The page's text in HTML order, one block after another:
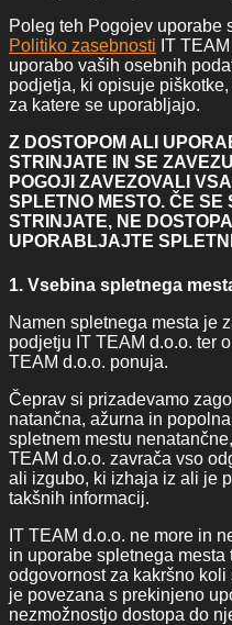
Poleg teh Pogojev uporabe
Politiko zasebnosti IT
uporabo vaših osebnih
podjetja, ki opisuje
za katere se uporabljajo.
Z DOSTOPOM ALI
STRINJATE IN SE
POGOJI ZAVEZOVALI
SPLETNO MESTO. ČE SE
STRINJATE, NE
UPORABLJAJTE
1. Vsebina spletnega
Namen spletnega mesta je
podjetju IT TEAM d.o.o. ter
TEAM d.o.o. ponuja.
Čeprav si prizadevamo
natančna, ažurna in
spletnem mestu
TEAM d.o.o. zavrača vso
ali izgubo, ki izhaja iz ali je
takšnih informacij.
IT TEAM d.o.o. ne more in
in uporabe spletnega
odgovornost za kakršno
je povezana s prekinjeno
nezmožnostjo dostopa do